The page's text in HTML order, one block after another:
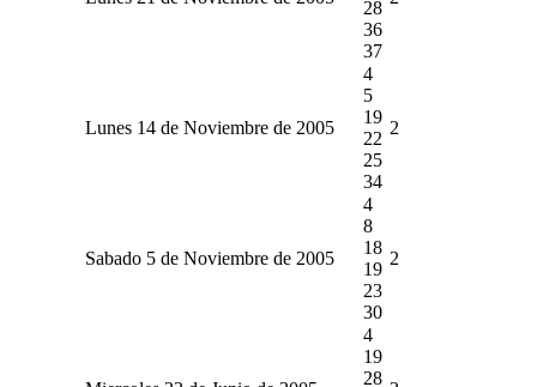
28
36
37
Lunes 14 de Noviembre de 2005
4
5
19
22
25
34
2
Sabado 5 de Noviembre de 2005
4
8
18
19
23
30
2
4
19
28